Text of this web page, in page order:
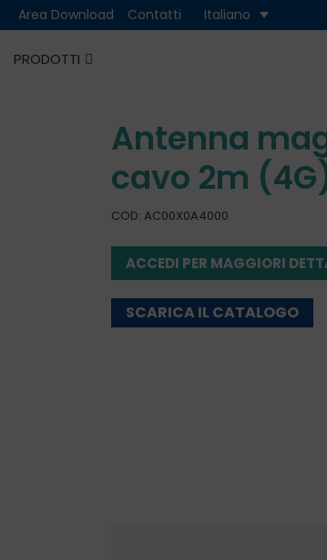
Area Download Contatti Italiano
PRODOTTI
Cash
Antenna
cavo 2m
COD: AC00X0A4000
ACCEDI PER MAGGIORI
SCARICA IL CATALOGO